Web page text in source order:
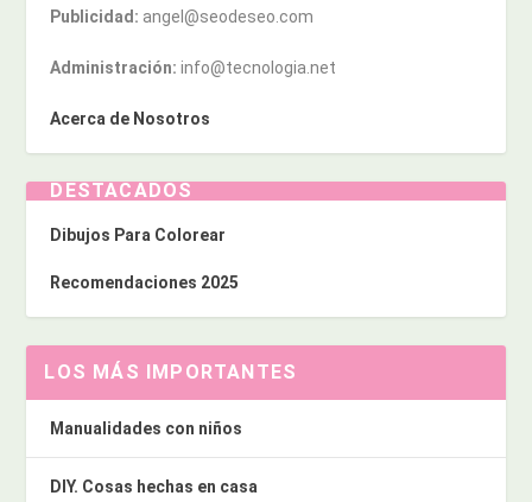
Publicidad: angel@seodeseo.com
Administración: info@tecnologia.net
Acerca de Nosotros
DESTACADOS
Dibujos Para Colorear
Recomendaciones 2025
LOS MÁS IMPORTANTES
Manualidades con niños
DIY. Cosas hechas en casa